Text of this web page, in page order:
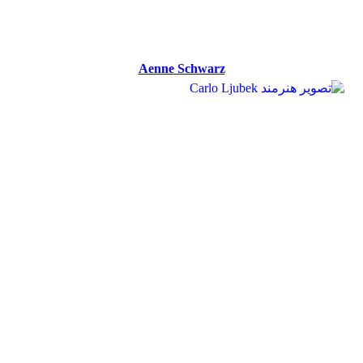
Aenne Schwarz